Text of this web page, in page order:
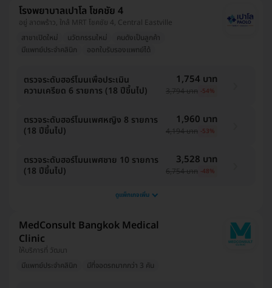
โรงพยาบาลเปาโล โชคชัย 4
อยู่ ลาดพร้าว, ใกล้ MRT โชคชัย 4, Central Eastville
สาขาเปิดใหม่
นวัตกรรมใหม่
คนดังเป็นลูกค้า
มีแพทย์ประจำคลินิก
ออกใบรับรองแพทย์ได้
ตรวจระดับฮอร์โมนเพื่อประเมิน
ความเครียด 6 รายการ (18 ปีขึ้นไป)
1,754 บาท
3,794 บาท -54%
ตรวจระดับฮอร์โมนเพศหญิง 8 รายการ
(18 ปีขึ้นไป)
1,960 บาท
4,194 บาท -53%
ตรวจระดับฮอร์โมนเพศชาย 10 รายการ
(18 ปีขึ้นไป)
3,528 บาท
6,754 บาท -48%
ดูแพ็กเกจเพิ่ม
MedConsult Bangkok Medical
Clinic
ให้บริการที่ วัฒนา
มีแพทย์ประจำคลินิก
มีที่จอดรถมากกว่า 3 คัน